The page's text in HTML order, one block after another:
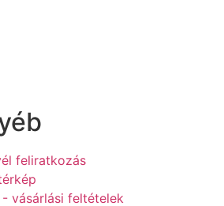
feliratkozás
- vásárlási feltételek